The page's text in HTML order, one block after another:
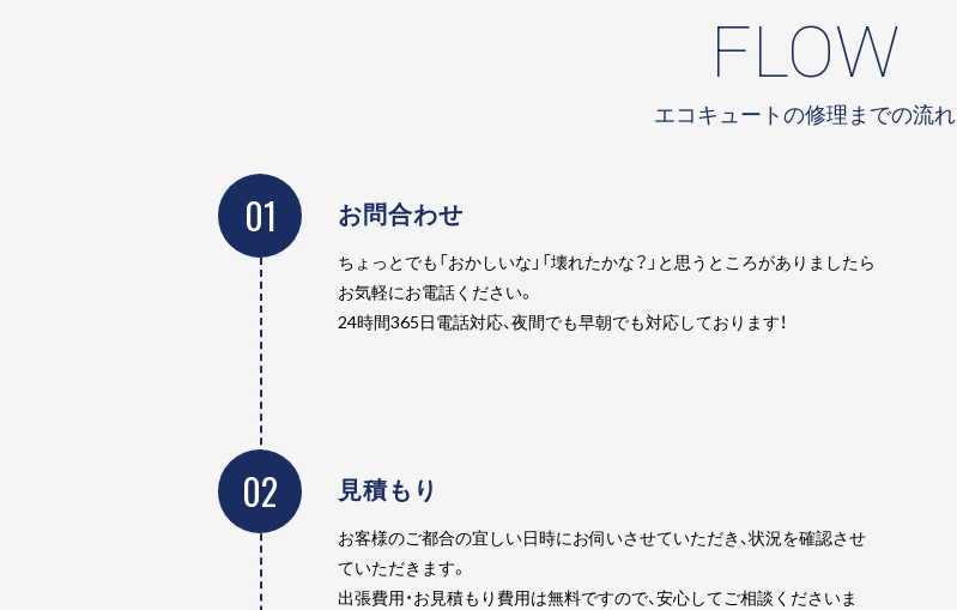
FLOW
エコキュートの修理までの流れ
01 お問合わせ
ちょっとでも「おかしいな」「壊れたかな？」と思うところがありましたら
お気軽にお電話ください。
24時間365日電話対応、夜間でも早朝でも対応しております！
02 見積もり
お客様のご都合の宜しい日時にお伺いさせていただき、状況を確認させ
ていただきます。
出張費用・お見積もり費用は無料ですので、安心してご相談くださいま